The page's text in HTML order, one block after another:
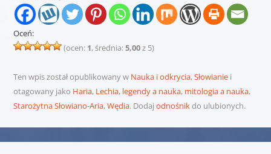
Oceń:
(ocen: 1, średnia:5,00z 5)
Ten wpis został opublikowany w Nauka i odkrycia,Słowianiei
otagowany jako Haria, Lechia, legendy a nauka, mitologia a nauka,
Starożytna Słowiano-Aria,Wędia. Dodaj odnośnikdo ulubionych.